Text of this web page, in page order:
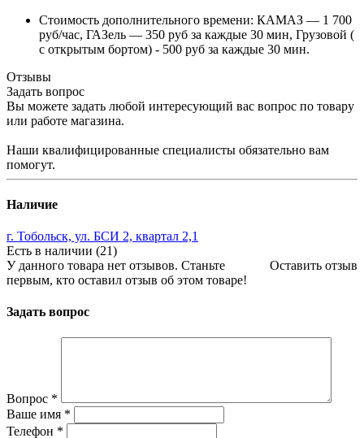
Стоимость дополнительного времени: КАМАЗ — 1 700
руб/час, ГАЗель — 350 руб за каждые 30 мин, Грузовой (
с открытым бортом) - 500 руб за каждые 30 мин.
Отзывы
Задать вопрос
Вы можете задать любой интересующий вас вопрос по товару
или работе магазина.
Наши квалифицированные специалисты обязательно вам
помогут.
Наличие
г. Тобольск, ул. БСИ 2, квартал 2,1
Есть в наличии (21)
Оставить отзыв
У данного товара нет отзывов. Станьте
первым, кто оставил отзыв об этом товаре!
Задать вопрос
Вопрос *
Ваше имя *
Телефон *